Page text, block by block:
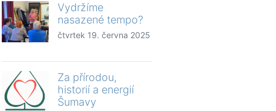
Vydržíme
nasazené tempo?
čtvrtek 19. června 2025
Za přírodou,
historií a energií
Šumavy